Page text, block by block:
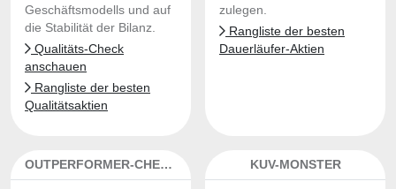
Geschäftsmodells und auf
die Stabilität der Bilanz.
Qualitäts-Check
anschauen
Rangliste der besten
Qualitätsaktien
zulegen.
Rangliste der besten
Dauerläufer-Aktien
OUTPERFORMER-CHECK KUV-MONSTER